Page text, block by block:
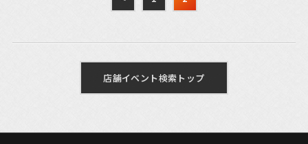
店舗イベント検索トップ